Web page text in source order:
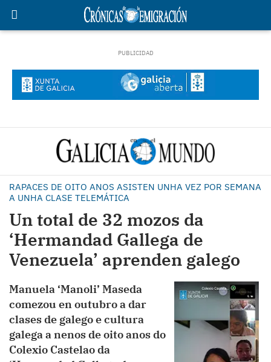
RAPACES DE OITO ANOS ASISTEN UNHA VEZ POR SEMANA
A UNHA CLASE TELEMÁTICA
Un total de 32 mozos da
‘Hermandad Gallega de
Venezuela’ aprenden galego
Manuela ‘Manoli’ Maseda
comezou en outubro a dar
clases de galego e cultura
galega a nenos de oito anos do
Colexio Castelao da